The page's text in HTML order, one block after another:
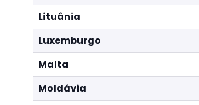
Lituânia
Luxemburgo
Malta
Moldávia